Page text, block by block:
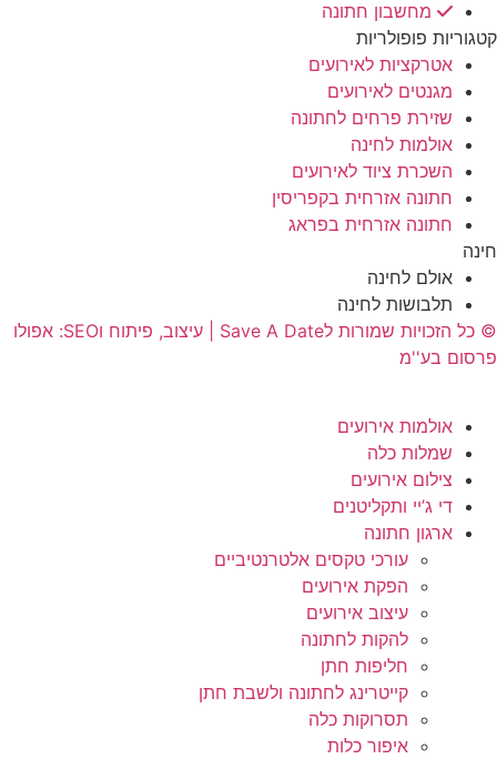
מחשבון חתונה
קטגוריות פופולריות
אטרקציות לאירועים
מגנטים לאירועים
שזירת פרחים לחתונה
אולמות לחינה
השכרת ציוד לאירועים
חתונה אזרחית בקפריסין
חתונה אזרחית בפראג
חינה
אולם לחינה
תלבושות לחינה
© כל הזכויות שמורות לSave A Date | עיצוב, פיתוח וSEO: אפולו
פרסום בע''מ
אולמות אירועים
שמלות כלה
צילום אירועים
די ג’יי ותקליטנים
ארגון חתונה
עורכי טקסים אלטרנטיביים
הפקת אירועים
עיצוב אירועים
להקות לחתונה
חליפות חתן
קייטרינג לחתונה ולשבת חתן
תסרוקות כלה
איפור כלות